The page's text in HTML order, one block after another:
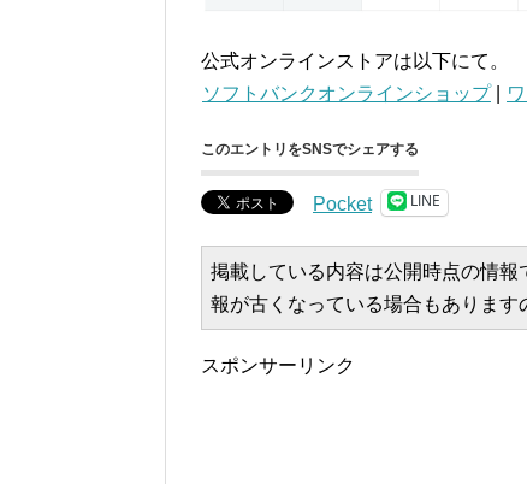
公式オンラインストアは以下にて。
ソフトバンクオンラインショップ|
このエントリをSNSでシェアする
Pocket LINE
掲載している内容は公開時点の情
報が古くなっている場合もあります
スポンサーリンク